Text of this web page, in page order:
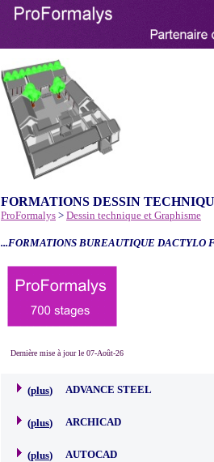
FORMATIONS DESSIN
ProFormalys > Dessin technique et Graphisme
...FORMATIONS BUREAUTIQUE DACTYLO
Dernière mise à jour le 07-Août-26
(plus) ADVANCE STEEL
(plus) ARCHICAD
(plus) AUTOCAD